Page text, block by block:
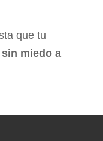
que tu
miedo a